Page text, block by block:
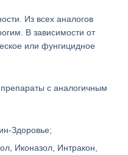
Из всех аналогов
В зависимости от
или фунгицидное
с аналогичным
Здоровье;
Иконазол, Интракон,